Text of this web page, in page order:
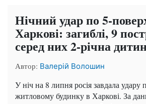
Нічний удар по 5-
Харкові: загиблі, 9
серед них 2-річна
Автор: Валерій Волошин
У ніч на 8 липня росія завдала
житловому будинку в Харкові. За